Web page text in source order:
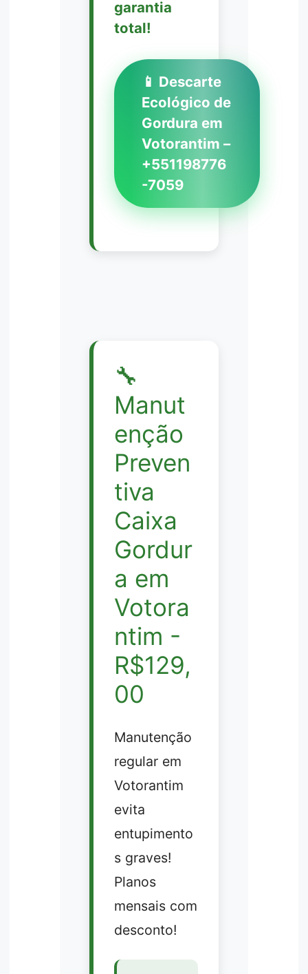
garantia
total!
📱 Descarte
Ecológico de
Gordura em
Votorantim –
+551198776
-7059
🔧
Manut
enção
Preven
tiva
Caixa
Gordur
a em
Votora
ntim -
R$129,
00
Manutenção
regular em
Votorantim
evita
entupimento
s graves!
Planos
mensais com
desconto!